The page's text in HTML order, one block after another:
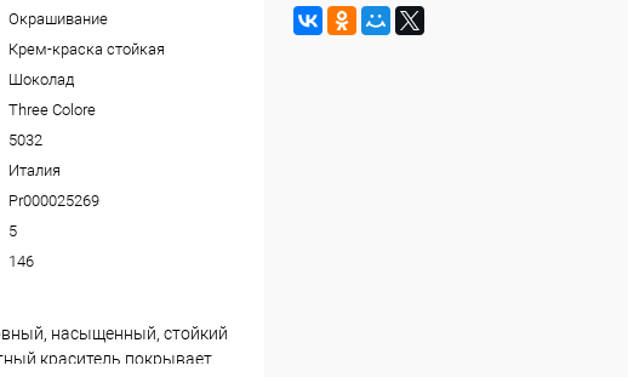
Окрашивание
Крем-краска стойкая
Шоколад
Three Colore
5032
Италия
Pr000025269
5
146
насыщенный, стойкий
краситель покрывает